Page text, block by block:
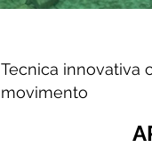
Tecnica innovativa
movimento